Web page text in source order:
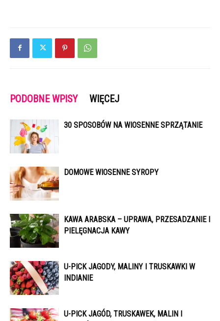
PODOBNE WPISY WIĘCEJ
30 SPOSOBÓW NA WIOSENNE SPRZĄTANIE
DOMOWE WIOSENNE SYROPY
KAWA ARABSKA – UPRAWA, PRZESADZANIE I
PIELĘGNACJA KAWY
U-PICK JAGODY, MALINY I TRUSKAWKI W
INDIANIE
U-PICK JAGÓD, TRUSKAWEK, MALIN I